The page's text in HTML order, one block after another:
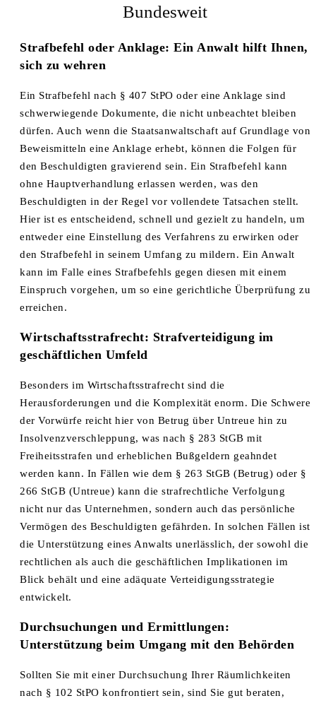
Bundesweit
Strafbefehl oder Anklage: Ein Anwalt hilft Ihnen,
sich zu wehren
Ein Strafbefehl nach § 407 StPO oder eine Anklage sind
schwerwiegende Dokumente, die nicht unbeachtet bleiben
dürfen. Auch wenn die Staatsanwaltschaft auf Grundlage von
Beweismitteln eine Anklage erhebt, können die Folgen für
den Beschuldigten gravierend sein. Ein Strafbefehl kann
ohne Hauptverhandlung erlassen werden, was den
Beschuldigten in der Regel vor vollendete Tatsachen stellt.
Hier ist es entscheidend, schnell und gezielt zu handeln, um
entweder eine Einstellung des Verfahrens zu erwirken oder
den Strafbefehl in seinem Umfang zu mildern. Ein Anwalt
kann im Falle eines Strafbefehls gegen diesen mit einem
Einspruch vorgehen, um so eine gerichtliche Überprüfung zu
erreichen.
Wirtschaftsstrafrecht: Strafverteidigung im
geschäftlichen Umfeld
Besonders im Wirtschaftsstrafrecht sind die
Herausforderungen und die Komplexität enorm. Die Schwere
der Vorwürfe reicht hier von Betrug über Untreue hin zu
Insolvenzverschleppung, was nach § 283 StGB mit
Freiheitsstrafen und erheblichen Bußgeldern geahndet
werden kann. In Fällen wie dem § 263 StGB (Betrug) oder §
266 StGB (Untreue) kann die strafrechtliche Verfolgung
nicht nur das Unternehmen, sondern auch das persönliche
Vermögen des Beschuldigten gefährden. In solchen Fällen ist
die Unterstützung eines Anwalts unerlässlich, der sowohl die
rechtlichen als auch die geschäftlichen Implikationen im
Blick behält und eine adäquate Verteidigungsstrategie
entwickelt.
Durchsuchungen und Ermittlungen:
Unterstützung beim Umgang mit den Behörden
Sollten Sie mit einer Durchsuchung Ihrer Räumlichkeiten
nach § 102 StPO konfrontiert sein, sind Sie gut beraten,